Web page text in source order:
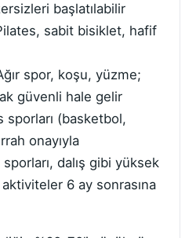
başlatılabilir
sabit bisiklet, hafif
spor, koşu, yüzme;
güvenli hale gelir
sporları (basketbol,
onayıyla
dalış gibi yüksek
6 ay sonrasına